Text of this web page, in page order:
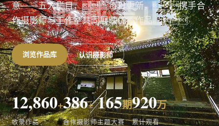
意——五大栏目，每日更新，携手合
作摄影师与工作室共同展映优秀作品。
浏览作品库 认识摄影师
12,860+
收录作品
386+
合作摄影师
165期
主题大赛
920万
累计观看